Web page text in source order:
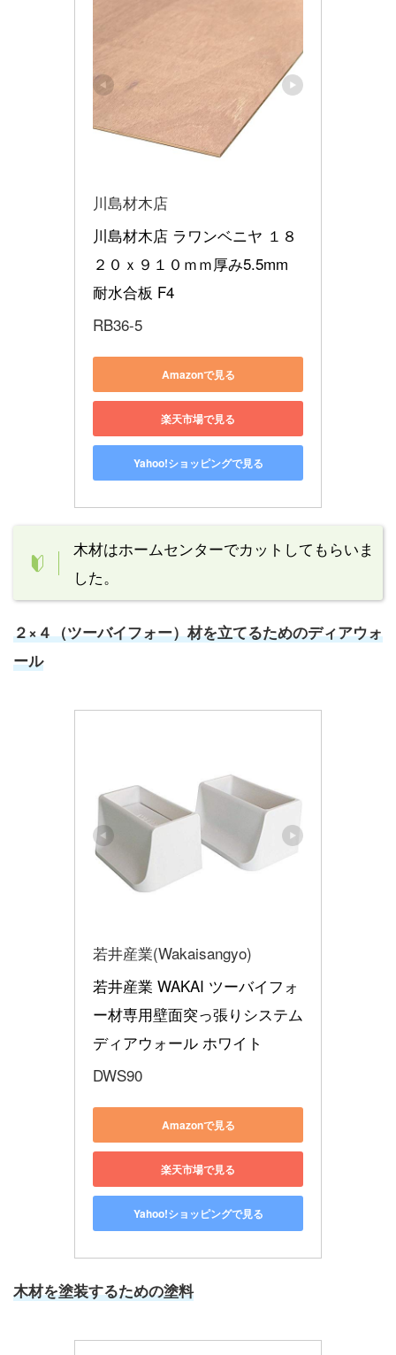
川島材木店
川島材木店 ラワンベニヤ １８
２０ｘ９１０ｍｍ厚み5.5mm
耐水合板 F4
RB36-5
Amazonで見る
楽天市場で見る
Yahoo!ショッピングで見る
木材はホームセンターでカットしてもらいま
した。
２×４（ツーバイフォー）材を立てるためのディアウォ
ール
若井産業(Wakaisangyo)
若井産業 WAKAI ツーバイフォ
ー材専用壁面突っ張りシステム
ディアウォール ホワイト
DWS90
Amazonで見る
楽天市場で見る
Yahoo!ショッピングで見る
木材を塗装するための塗料